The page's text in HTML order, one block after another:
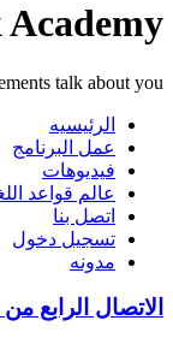
talk about you
الرئيسيه
عمل البرنامج
فيديوهات
عالم قواعد
اتصل بنا
تسجيل دخول
مدونه
الاتصال الرابع